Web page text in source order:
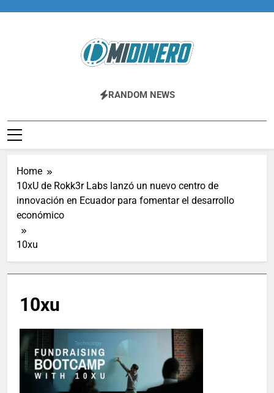
Midinero.co
Fintech, Criptomonedas
RANDOM NEWS
Home
10xU de Rokk3r Labs lanzó un nuevo centro de
innovación en Ecuador para fomentar el desarrollo
económico
10xu
10xu